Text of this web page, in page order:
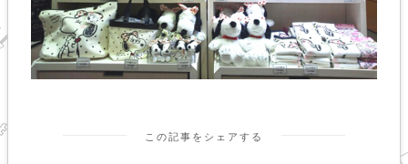
この記事をシェアする